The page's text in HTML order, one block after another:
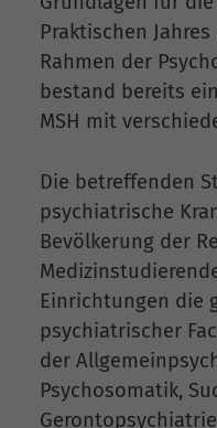
Praktischen
Rahmen der
bestand bereits
MSH mit
Die betreffenden
psychiatrische
Bevölkerung der
Einrichtungen die
psychiatrischer
der
Psychosomatik,